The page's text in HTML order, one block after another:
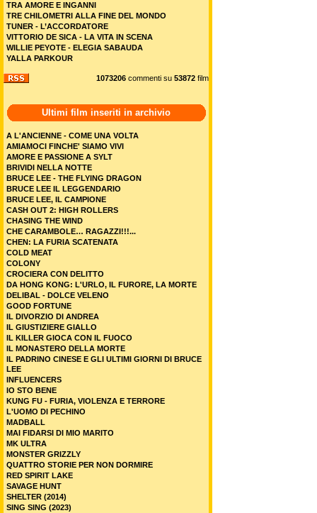
TRA AMORE E INGANNI
TRE CHILOMETRI ALLA FINE DEL MONDO
TUNER - L’ACCORDATORE
VITTORIO DE SICA - LA VITA IN SCENA
WILLIE PEYOTE - ELEGIA SABAUDA
YALLA PARKOUR
1073206 commenti su 53872 film
Ultimi film inseriti in archivio
A L'ANCIENNE - COME UNA VOLTA
AMIAMOCI FINCHE' SIAMO VIVI
AMORE E PASSIONE A SYLT
BRIVIDI NELLA NOTTE
BRUCE LEE - THE FLYING DRAGON
BRUCE LEE IL LEGGENDARIO
BRUCE LEE, IL CAMPIONE
CASH OUT 2: HIGH ROLLERS
CHASING THE WIND
CHE CARAMBOLE… RAGAZZI!!!...
CHEN: LA FURIA SCATENATA
COLD MEAT
COLONY
CROCIERA CON DELITTO
DA HONG KONG: L'URLO, IL FURORE, LA MORTE
DELIBAL - DOLCE VELENO
GOOD FORTUNE
IL DIVORZIO DI ANDREA
IL GIUSTIZIERE GIALLO
IL KILLER GIOCA CON IL FUOCO
IL MONASTERO DELLA MORTE
IL PADRINO CINESE E GLI ULTIMI GIORNI DI BRUCE
LEE
INFLUENCERS
IO STO BENE
KUNG FU - FURIA, VIOLENZA E TERRORE
L'UOMO DI PECHINO
MADBALL
MAI FIDARSI DI MIO MARITO
MK ULTRA
MONSTER GRIZZLY
QUATTRO STORIE PER NON DORMIRE
RED SPIRIT LAKE
SAVAGE HUNT
SHELTER (2014)
SING SING (2023)